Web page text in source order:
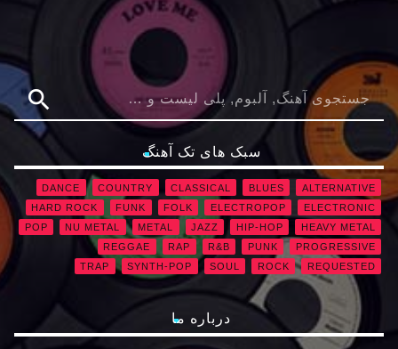
search
سبک های تک آهنگ
ALTERNATIVE
BLUES
CLASSICAL
COUNTRY
DANCE
ELECTRONIC
ELECTROPOP
FOLK
FUNK
HARD ROCK
HEAVY METAL
HIP-HOP
JAZZ
METAL
NU METAL
POP
PROGRESSIVE
PUNK
R&B
RAP
REGGAE
REQUESTED
ROCK
SOUL
SYNTH-POP
TRAP
درباره ما